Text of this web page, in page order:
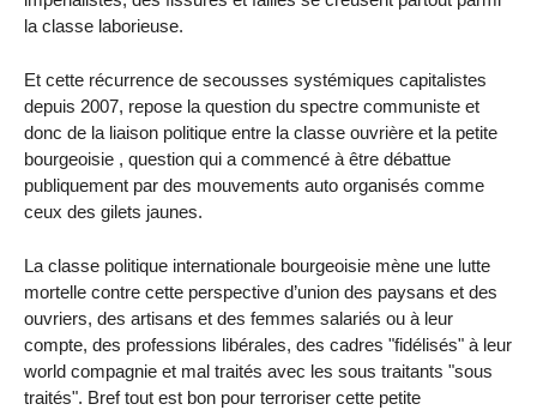
la classe laborieuse.
Et cette récurrence de secousses systémiques capitalistes
depuis 2007, repose la question du spectre communiste et
donc de la liaison politique entre la classe ouvrière et la petite
bourgeoisie , question qui a commencé à être débattue
publiquement par des mouvements auto organisés comme
ceux des gilets jaunes.
La classe politique internationale bourgeoisie mène une lutte
mortelle contre cette perspective d’union des paysans et des
ouvriers, des artisans et des femmes salariés ou à leur
compte, des professions libérales, des cadres "fidélisés" à leur
world compagnie et mal traités avec les sous traitants "sous
traités". Bref tout est bon pour terroriser cette petite